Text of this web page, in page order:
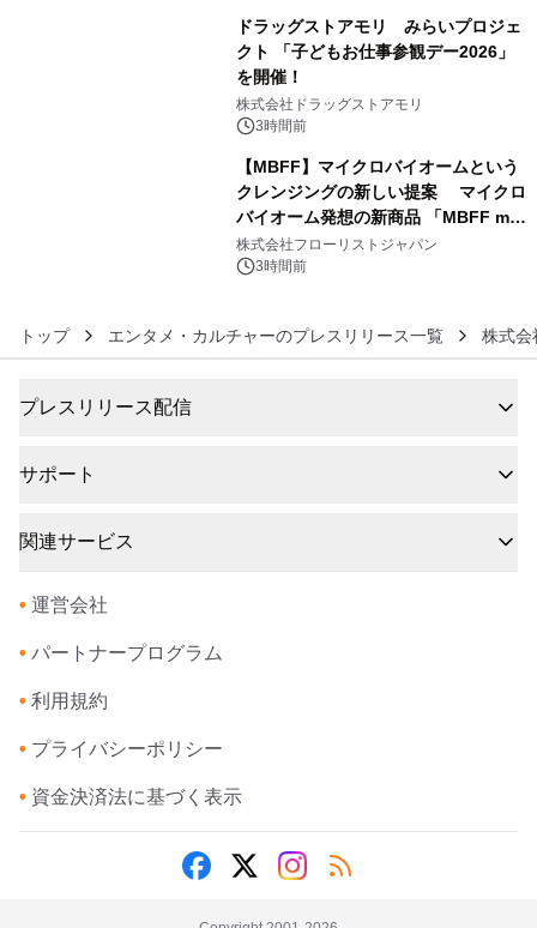
ドラッグストアモリ みらいプロジェ
クト 「子どもお仕事参観デー2026」
を開催！
株式会社ドラッグストアモリ
3時間前
【MBFF】マイクロバイオームという
クレンジングの新しい提案 マイクロ
バイオーム発想の新商品 「MBFF mb
クレンジングPRO」を2026年8月6日
発売
株式会社フローリストジャパン
3時間前
トップ エンタメ・カルチャーのプレスリリース一覧 株式会
プレスリリース配信
サポート
関連サービス
• 運営会社
• パートナープログラム
• 利用規約
• プライバシーポリシー
• 資金決済法に基づく表示